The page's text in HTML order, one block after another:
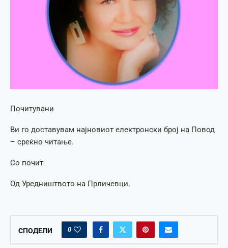
Почитувани
Ви го доставувам најновиот електронски број на Повод
– среќно читање.
Со почит
Од Уредништвото на Прличевци.
СПОДЕЛИ 0